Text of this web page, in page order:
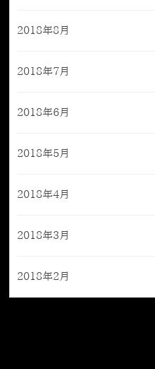
2018年8月
2018年7月
2018年6月
2018年5月
2018年4月
2018年3月
2018年2月